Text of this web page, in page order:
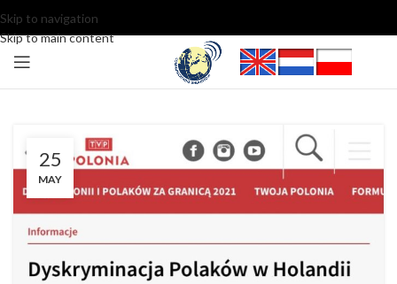
Skip to navigation
Skip to main content
25
MAY